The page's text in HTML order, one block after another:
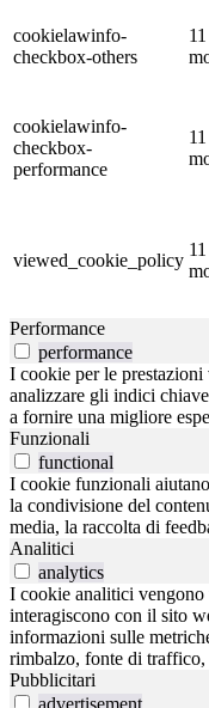
cookielawinfo-
checkbox-others
11
cookielawinfo-
checkbox-
performance
11
viewed_cookie_policy
11
Performance
performance
I cookie per le
analizzare gli indici
a fornire una migliore
Funzionali
functional
I cookie funzionali
la condivisione del
media, la raccolta di
Analitici
analytics
I cookie analitici
interagiscono con il sito
informazioni sulle
rimbalzo, fonte di traffico,
Pubblicitari